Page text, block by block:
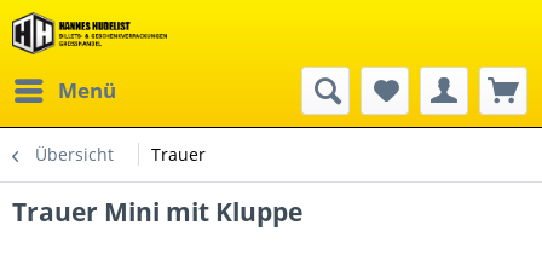
Menü
Übersicht Trauer
Trauer Mini mit Kluppe